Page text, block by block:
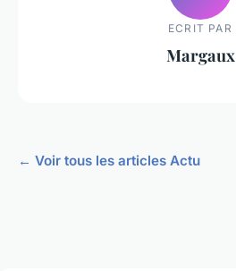
ECRIT PAR
Margaux
← Voir tous les articles Actu